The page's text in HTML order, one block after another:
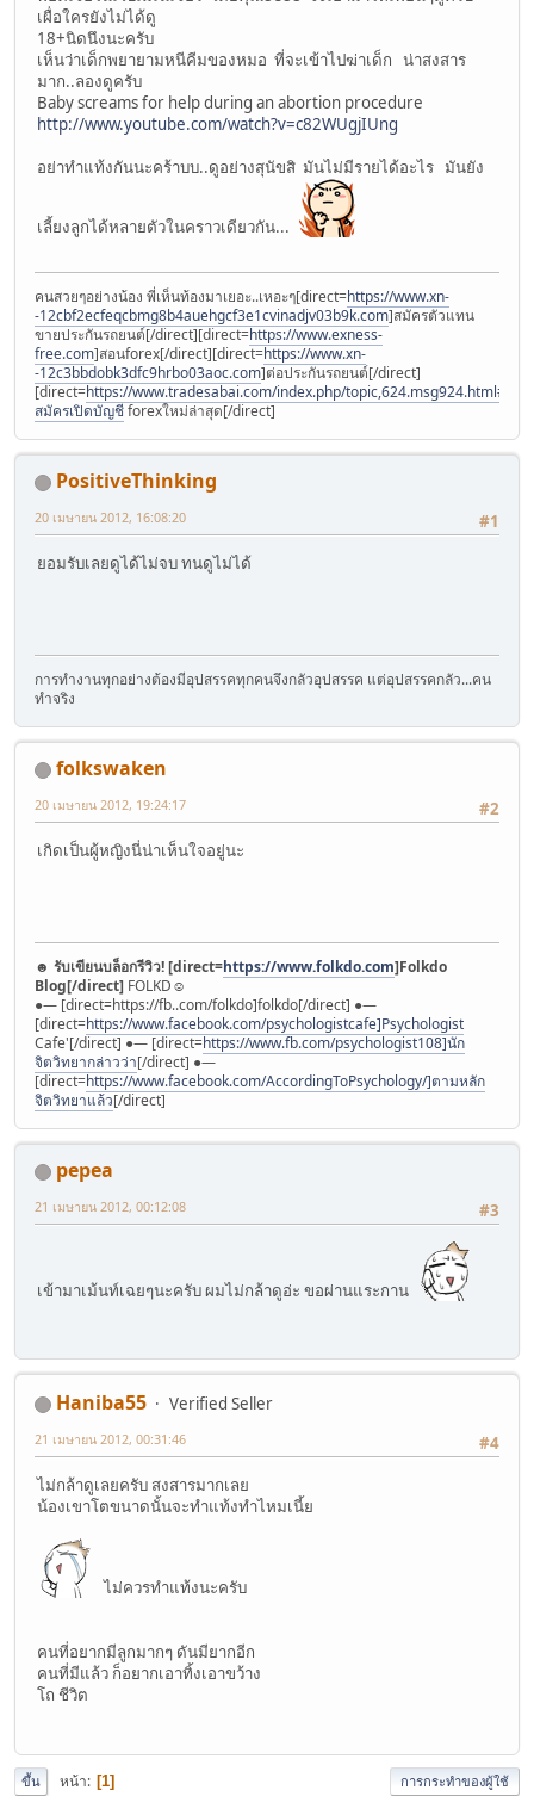
เผื่อใครยังไม่ได้ดู
18+นิดนึงนะครับ
เห็นว่าเด็กพยายามหนีคีมของหมอ ที่จะเข้าไปฆ่าเด็ก น่าสงสาร
มาก..ลองดูครับ
Baby screams for help during an abortion procedure
http://www.youtube.com/watch?v=c82WUgjIUng
อย่าทำแท้งกันนะคร้าบบ..ดูอย่างสุนัขสิ มันไม่มีรายได้อะไร มันยัง
เลี้ยงลูกได้หลายตัวในคราวเดียวกัน...
คนสวยๆอย่างน้อง พี่เห็นท้องมาเยอะ..เหอะๆ[direct=https://www.xn-
-12cbf2ecfeqcbmg8b4auehgcf3e1cvinadjv03b9k.com]สมัครตัวแทน
ขายประกันรถยนต์[/direct][direct=https://www.exness-
free.com]สอนforex[/direct][direct=https://www.xn-
-12c3bbdobk3dfc9hrbo03aoc.com]ต่อประกันรถยนต์[/direct]
[direct=https://www.tradesabai.com/index.php/
สมัครเปิดบัญชีforexใหม่ล่าสุด[/direct]
PositiveThinking
#1
20 เมษายน 2012, 16:08:20
ยอมรับเลยดูได้ไม่จบ ทนดูไม่ได้
การทำงานทุกอย่างต้องมีอุปสรรคทุกคนจึงกลัวอุปสรรค แต่อุปสรรคกลัว...คน
ทำจริง
folkswaken
#2
20 เมษายน 2012, 19:24:17
เกิดเป็นผู้หญิงนี่น่าเห็นใจอยู่นะ
☻ รับเขียนบล็อกรีวิว! [direct=https://www.folkdo.com]Folkdo
Blog[/direct] FOLKD☺︎
●— [direct=https://fb..com/folkdo]folkdo[/direct] ●—
[direct=https://www.facebook.com/psychologistcafe]Psychologist
Cafe'[/direct] ●— [direct=https://www.fb.com/psychologist108]นัก
จิตวิทยากล่าวว่า[/direct] ●—
[direct=https://www.facebook.com/AccordingToPsychology/]ตามหลัก
จิตวิทยาแล้ว[/direct]
pepea
#3
21 เมษายน 2012, 00:12:08
เข้ามาเม้นท์เฉยๆนะครับ ผมไม่กล้าดูอ่ะ ขอผ่านแระกาน
Haniba55
Verified Seller
#4
21 เมษายน 2012, 00:31:46
ไม่กล้าดูเลยครับ สงสารมากเลย
น้องเขาโตขนาดนั้นจะทำแท้งทำไหมเนี้ย
ไม่ควรทำแท้งนะครับ
คนที่อยากมีลูกมากๆ ดันมียากอีก
คนที่มีแล้ว ก็อยากเอาทิ้งเอาขว้าง
โถ ชีวิต
ขึ้น หน้า 1 การกระทำของผู้ใช้